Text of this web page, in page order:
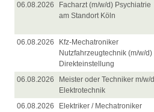
06.08.2026
Facharzt (m/w/d) Psychiatrie
am Standort Köln
06.08.2026
Kfz-Mechatroniker
Nutzfahrzeugtechnik (m/w/d)
Direkteinstellung
06.08.2026
Meister oder Techniker m/w/d
Elektrotechnik
06.08.2026
Elektriker / Mechatroniker